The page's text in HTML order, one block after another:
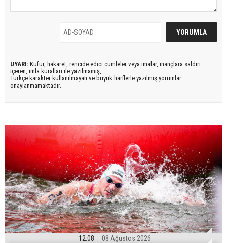
UYARI: Küfür, hakaret, rencide edici cümleler veya imalar, inançlara saldırı
içeren, imla kuralları ile yazılmamış,
Türkçe karakter kullanılmayan ve büyük harflerle yazılmış yorumlar
onaylanmamaktadır.
12:08 08 Ağustos 2026